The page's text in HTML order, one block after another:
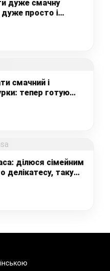
дуже смачну
дуже просто і
смачний і
тепер готую
ділюся сімейним
делікатесу, таку
магазині